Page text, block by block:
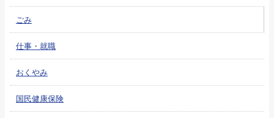
ごみ
仕事・就職
おくやみ
国民健康保険